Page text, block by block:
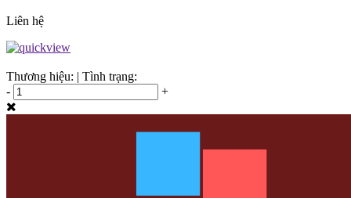
Liên hệ
Thương hiệu: | Tình trạng:
-
+